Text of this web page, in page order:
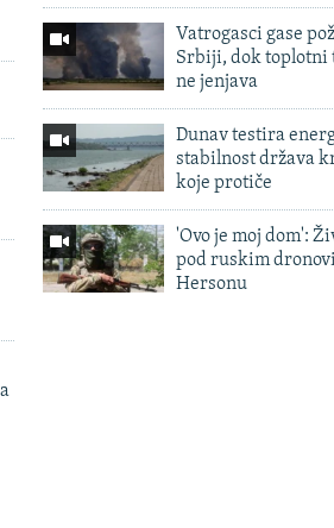
Vatrogasci gase
Srbiji, dok toplotni
ne jenjava
Dunav testira
stabilnost država
koje protiče
'Ovo je moj dom':
pod ruskim
Hersonu